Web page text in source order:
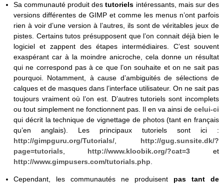
Sa communauté produit destutoriels intéressants, mais sur des
versions différentes de GIMP et comme les menus n’ont parfois
rien à voir d’une version à l’autres, ils sont de véritables jeux de
pistes. Certains tutos présupposent que l’on connait déjà bien le
logiciel et zappent des étapes intermédiaires. C’est souvent
exaspérant car à la moindre anicroche, cela donne un résultat
qui ne correspond pas à ce que l’on souhaite et on ne sait pas
pourquoi. Notamment, à cause d’ambiguités de sélections de
calques et de masques dans l’interface utilisateur. On ne sait pas
toujours vraiment où l’on est. D’autres tutoriels sont incomplets
ou tout simplement ne fonctionnent pas. Il en va ainsi de celui-ci
qui décrit la technique de vignettage de photos (tant en français
qu’en anglais). Les principaux tutoriels sont ici :
http://gimpguru.org/Tutorials/, http://gug.sunsite.dk/?
page=tutorials
http://www.kloobik.org/?cat=3 et
http://www.gimpusers.com/tutorials.php
Cependant, les communautés ne produisent pas tant de